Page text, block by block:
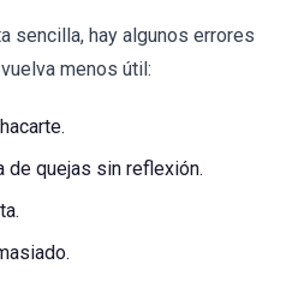
sencilla, hay algunos errores
menos útil:
de quejas sin reflexión.